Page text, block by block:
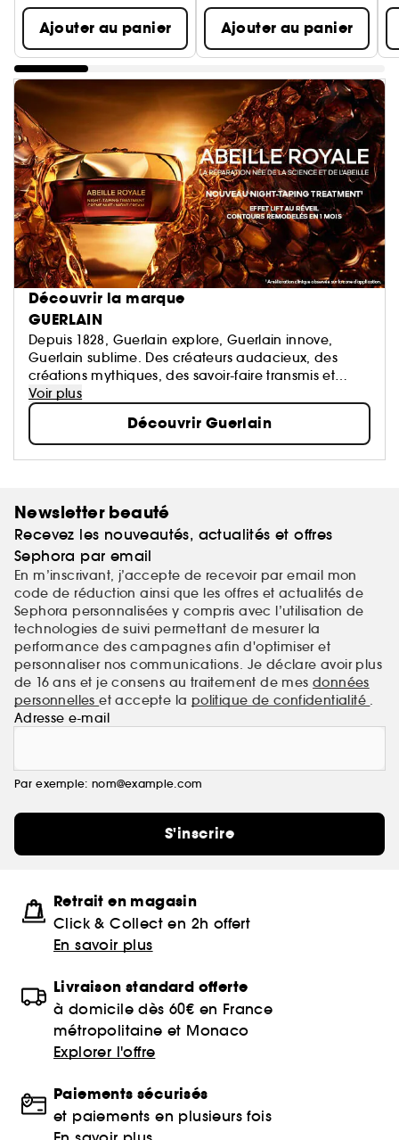
Ajouter au panier Ajouter au panier
Découvrir la marque
GUERLAIN
Depuis 1828, Guerlain explore, Guerlain innove,
Guerlain sublime. Des créateurs audacieux, des
créations mythiques, des savoir-faire transmis et
perpétués. La Culture du Beau en signature.
Voir plus
Découvrir Guerlain
Newsletter beauté
Recevez les nouveautés, actualités et offres
Sephora par email
En m’inscrivant, j’accepte de recevoir par email mon
code de réduction ainsi que les offres et actualités de
Sephora personnalisées y compris avec l’utilisation de
technologies de suivi permettant de mesurer la
performance des campagnes afin d'optimiser et
personnaliser nos communications. Je déclare avoir plus
de 16 ans et je consens au traitement de mes données
personnelleset accepte la politique de confidentialité .
Adresse e-mail
Par exemple: nom@example.com
S'inscrire
Retrait en magasin
Click & Collect en 2h offert
En savoir plus
Livraison standard offerte
à domicile dès 60€ en France
métropolitaine et Monaco
Explorer l'offre
Paiements sécurisés
et paiements en plusieurs fois